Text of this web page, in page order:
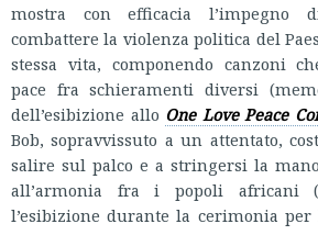
mostra con efficacia l’impegno
combattere la violenza politica del
stessa vita, componendo canzoni
pace fra schieramenti diversi
dell’esibizione allo One Love Peace
Bob, sopravvissuto a un attentato,
salire sul palco e a stringersi la
all’armonia fra i popoli africani
l’esibizione durante la cerimonia per